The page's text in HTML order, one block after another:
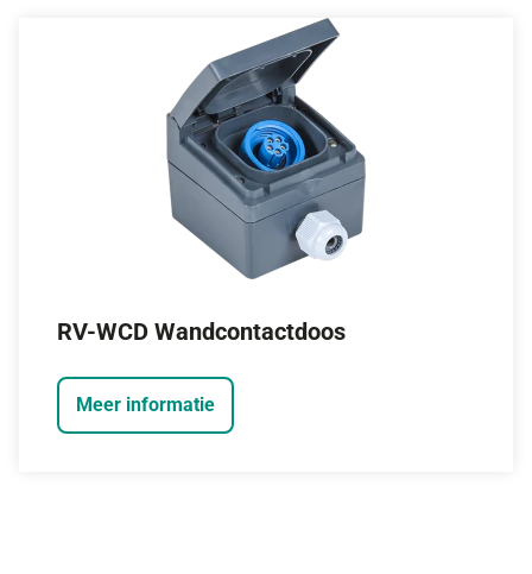
RV-WCD Wandcontactdoos
Meer informatie